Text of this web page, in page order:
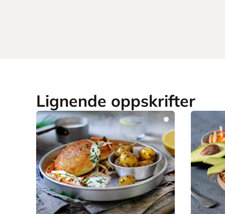
Lignende oppskrifter